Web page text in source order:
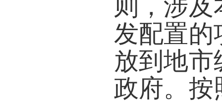
则，涉
发配置的
放到地
政府。按